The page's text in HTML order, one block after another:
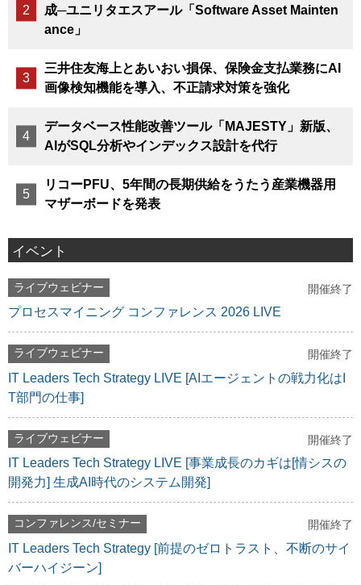
成─ユニリタエスアール「Software Asset Mainten
ance」
三井住友海上とあいおい損保、保険金支払業務にAI
画像検知機能を導入、不正請求対策を強化
データベース性能改善ツール「MAJESTY」新版、
AIがSQL分析やインデックス設計を代行
リコーPFU、5年間の長期供給をうたう産業機器用
マザーボードを発表
イベント
ライブウェビナー 開催終了
プロセスマイニング コンファレンス 2026 LIVE
ライブウェビナー 開催終了
IT Leaders Tech Strategy LIVE [AIエージェントの戦力化はI
T部門の仕事]
ライブウェビナー 開催終了
IT Leaders Tech Strategy LIVE [事業成長のカギは[情シスの
開発力] 生成AI時代のシステム開発]
コンファレンス/セミナー 開催終了
IT Leaders Tech Strategy [前提のゼロトラスト、不断のサイ
バーハイジーン]